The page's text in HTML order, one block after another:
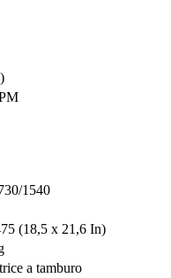
1540
(18,5 x 21,6 In)
a tamburo